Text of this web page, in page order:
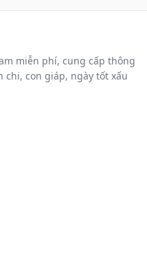
miễn phí, cung cấp thông
chi, con giáp, ngày tốt xấu